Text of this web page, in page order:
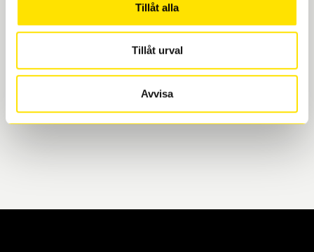
Tillåt alla
Tillåt urval
Avvisa
När du beställer dina nya däck eller fälgar hos oss
levereras de direkt till någon av våra däckverkstäder i
Göteborg. Välj mellan Hisingen (Bäckebol) eller
Mölndal. I beställningen anger du datum och tid för
vi till att de uppfyller alla krav för en säker körning.